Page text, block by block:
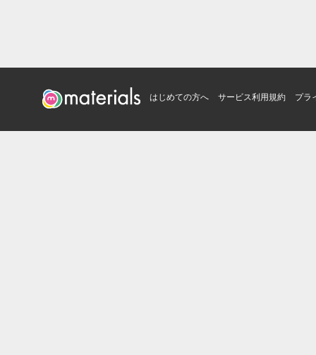
はじめての方へ サービス利用規約 プラ